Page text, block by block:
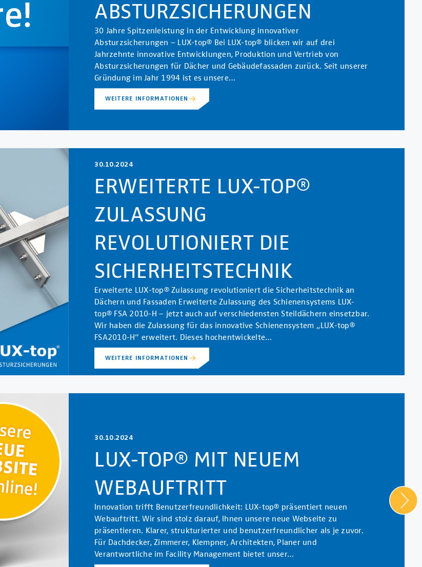
ABSTURZSICHERUNGEN
30 Jahre Spitzenleistung in der Entwicklung innovativer
Absturzsicherungen – LUX-top® Bei LUX-top® blicken wir auf drei
Jahrzehnte innovative Entwicklungen, Produktion und Vertrieb von
Absturzsicherungen für Dächer und Gebäudefassaden zurück. Seit unserer
Gründung im Jahr 1994 ist es unsere…
WEITERE INFORMATIONEN
30.10.2024
ERWEITERTE LUX-TOP®
ZULASSUNG
REVOLUTIONIERT DIE
SICHERHEITSTECHNIK
Erweiterte LUX-top® Zulassung revolutioniert die Sicherheitstechnik an
Dächern und Fassaden Erweiterte Zulassung des Schienensystems LUX-
top® FSA 2010-H – jetzt auch auf verschiedensten Steildächern einsetzbar.
Wir haben die Zulassung für das innovative Schienensystem „LUX-top®
FSA2010-H“ erweitert. Dieses hochentwickelte…
WEITERE INFORMATIONEN
30.10.2024
LUX-TOP® MIT NEUEM
WEBAUFTRITT
Innovation trifft Benutzerfreundlichkeit: LUX-top® präsentiert neuen
Webauftritt. Wir sind stolz darauf, Ihnen unsere neue Webseite zu
präsentieren. Klarer, strukturierter und benutzerfreundlicher als je zuvor.
Für Dachdecker, Zimmerer, Klempner, Architekten, Planer und
Verantwortliche im Facility Management bietet unser…